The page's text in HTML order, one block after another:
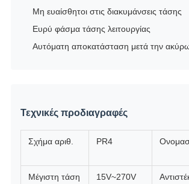
Μη ευαίσθητοι στις διακυμάνσεις τάσης
Ευρύ φάσμα τάσης λειτουργίας
Αυτόματη αποκατάσταση μετά την
Τεχνικές προδιαγραφές
Σχήμα αριθ. PR4
Μέγιστη τάση
15V~270V